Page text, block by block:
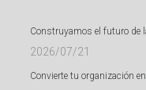
Construyamos el futuro de
2026/07/21
Convierte tu organización